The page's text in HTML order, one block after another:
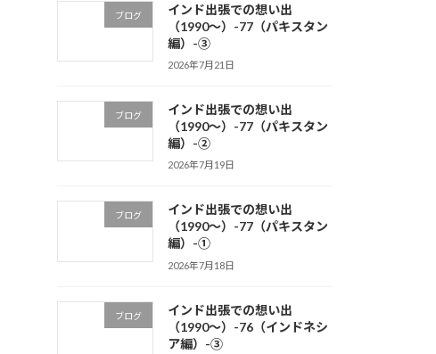
ブログ
インド出張での想い出
（1990～）-77（パキスタン
編）-③
2026年7月21日
ブログ
インド出張での想い出
（1990～）-77（パキスタン
編）-②
2026年7月19日
ブログ
インド出張での想い出
（1990～）-77（パキスタン
編）-①
2026年7月18日
ブログ
インド出張での想い出
（1990～）-76（インドネシ
ア編）-③